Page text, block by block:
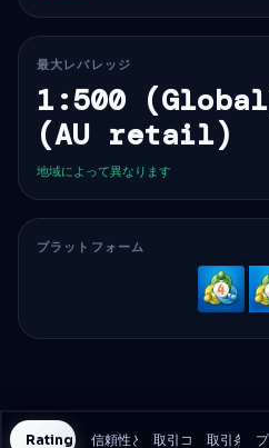
最大レバレッジ
1:500
(AU retail)
地域によって異なります
プラットフォーム
4
Rating History信頼性と安全性取引コスト取引条件